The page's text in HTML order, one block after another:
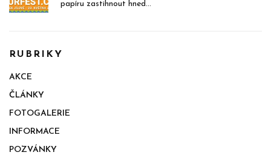
papíru zastihnout hned...
RUBRIKY
AKCE
ČLÁNKY
FOTOGALERIE
INFORMACE
POZVÁNKY